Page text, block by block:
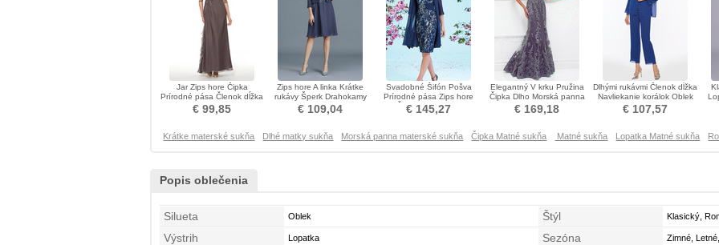
Jar Zips hore Čipka
Prírodné pása Členok dĺžka
Mati neveste obleko
€ 99,85
Zips hore A linka Krátke
rukávy Šperk Drahokamy
živôtik Matné šaty
€ 109,04
Svadobné Šifón Pošva
Prírodné pása Zips hore
Čipka Matné šaty
€ 145,27
Elegantný V krku Pružina
Čipka Dlho Morská panna
Limitovaný rukávy Matné
šaty
€ 169,18
Dlhými rukávmi Členok dĺžka
Navliekanie korálok Oblek
na nohavice Matné šaty
€ 107,57
Krátke materské sukňa Dlhé matky sukňa Morská panna materské sukňa Čipka Matné sukňa Matné sukňa Lopatka Matné sukňa
Popis oblečenia
Silueta Oblek Štýl Klasický,
Výstrih Lopatka Sezóna Zimné,